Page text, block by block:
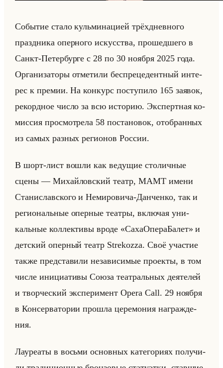
Со­бы­тие стало кульми­на­ци­ей трёх­днев­но­го
празд­ни­ка опер­но­го ис­кус­ства, про­шед­ше­го в
Санкт-Пе­тер­бур­ге с 28 по 30 но­яб­ря 2025 года.
Ор­га­ни­за­то­ры от­ме­ти­ли бес­пре­це­дент­ный ин­те­
рес к пре­мии. На кон­курс по­сту­пи­ло 165 за­явок,
ре­корд­ное число за всю ис­то­рию. Экс­перт­ная ко­
мис­сия про­смот­ре­ла 58 по­ста­но­вок, ото­бран­ных
из самых раз­ных ре­ги­онов Рос­сии.
В шорт-лист вошли как ве­ду­щие сто­лич­ные
сцены — Ми­хайлов­ский театр, МАМТ имени
Ста­ни­слав­ско­го и Неми­ро­ви­ча-Дан­чен­ко, так и
ре­ги­ональные опер­ные те­ат­ры, вклю­чая уни­
кальные кол­лек­ти­вы вроде «СахаОпераБалет» и
дет­ский опер­ный театр Strekozza. Своё уча­стие
также пред­ста­ви­ли неза­ви­си­мые про­ек­ты, в том
числе ини­ци­ати­вы Союза те­ат­ральных де­яте­лей
и твор­че­ский экс­пе­ри­мент Opera Call. 29 но­яб­ря
в Кон­сер­ва­то­рии про­шла це­ре­мо­ния на­граж­де­
ния.
Ла­уре­аты в восьми ос­нов­ных ка­те­го­ри­ях по­лу­чи­